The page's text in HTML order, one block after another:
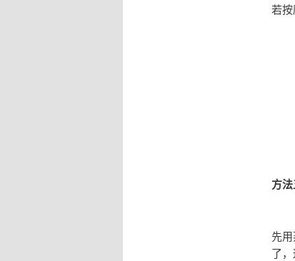
若
方
先
了